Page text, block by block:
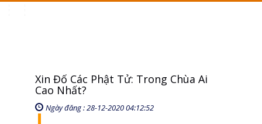
Xin Đố Các Phật Tử: Trong Chùa Ai
Cao Nhất?
Ngày đăng : 28-12-2020 04:12:52